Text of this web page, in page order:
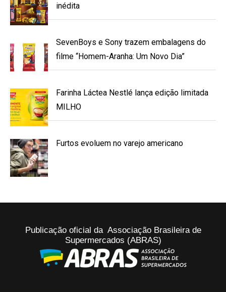
inédita
SevenBoys e Sony trazem embalagens do
filme “Homem-Aranha: Um Novo Dia”
Farinha Láctea Nestlé lança edição limitada
MILHO
Furtos evoluem no varejo americano
Publicação oficial da Associação Brasileira de
Supermercados (ABRAS)